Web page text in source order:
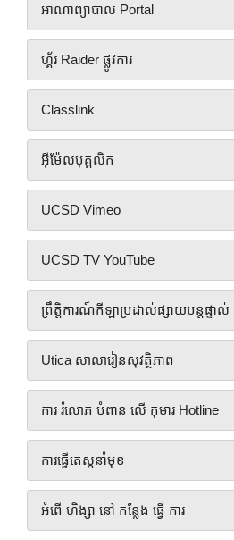
អាណាព្យាបាល Portal
ហ្គ័រ Raider ផ្លូវការ
Classlink
អ៊ីម៉ែលបុគ្គលិក
UCSD Vimeo
UCSD TV YouTube
ព្រឹត្តិការណ៍កីឡាប្រដាល់ផ្សាយបន្តផ្ទាល់
Utica សាលារៀនសុវត្ថិភាព
ការ រំលោភ បំពាន លើ កុមារ Hotline
ការធ្វើតេស្តនាំមុខ
អំពើ ហិង្សា នៅ កន្លែង ធ្វើ ការ